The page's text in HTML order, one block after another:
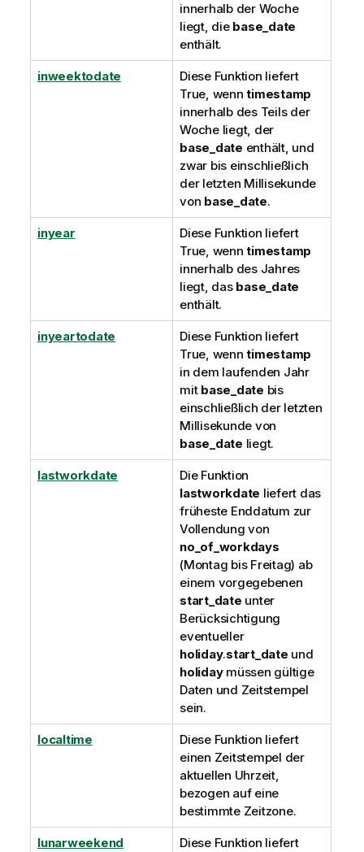
innerhalb der Woche
liegt, die base_date
enthält.
inweektodate
Diese Funktion liefert
True, wenntimestamp
innerhalb des Teils der
Woche liegt, der
base_date enthält, und
zwar bis einschließlich
der letzten Millisekunde
von base_date.
inyear
Diese Funktion liefert
True, wenntimestamp
innerhalb des Jahres
liegt, das base_date
enthält.
inyeartodate
Diese Funktion liefert
True, wenntimestamp
in dem laufenden Jahr
mit base_date bis
einschließlich der letzten
Millisekunde von
base_date liegt.
lastworkdate
Die Funktion
lastworkdate liefert das
früheste Enddatum zur
Vollendung von
no_of_workdays
(Montag bis Freitag) ab
einem vorgegebenen
start_date unter
Berücksichtigung
eventueller
holiday.start_date und
holidaymüssen gültige
Daten und Zeitstempel
sein.
localtime
Diese Funktion liefert
einen Zeitstempel der
aktuellen Uhrzeit,
bezogen auf eine
bestimmte Zeitzone.
lunarweekend
Diese Funktion liefert